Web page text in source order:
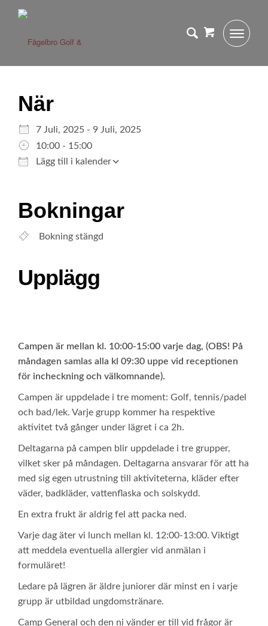
När
7 Juli, 2025 - 9 Juli, 2025
10:00 - 15:00
Lägg till i kalender
Ladda ner ICS
iCalendar
Office 365
Bokningar
Bokning stängd
Upplägg
Campen är mellan kl. 10:00-15:00 varje dag, (OBS! På
måndagen samlas alla kl 09:30 uppe vid receptionen
för incheckning och välkomnande).
Campen är uppdelade i tre moment: Golf, tennis/padel
och bad/lek. Varje grupp kommer ha respektive
aktivitet två gånger under lägret i ca 2h.
Deltagarna på campen blir uppdelade i tre grupper,
vilket sker på måndagen. Deltagarna ansvarar för att ha
med sig egen utrustning till aktiviteterna, kläder efter
väder, badkläder, vattenflaska och solskydd.
En extra frukt är aldrig fel att packa ned.
Varje dag äter vi lunch mellan kl. 12:00-13:00. Viktigt
att meddela eventuella allergier vid anmälan i
formuläret!
Ledare på lägren är äldre juniorer där minst en i varje
grupp är utbildad ungdomstränare.
Camp General och den ni vänder er till vid frågor är